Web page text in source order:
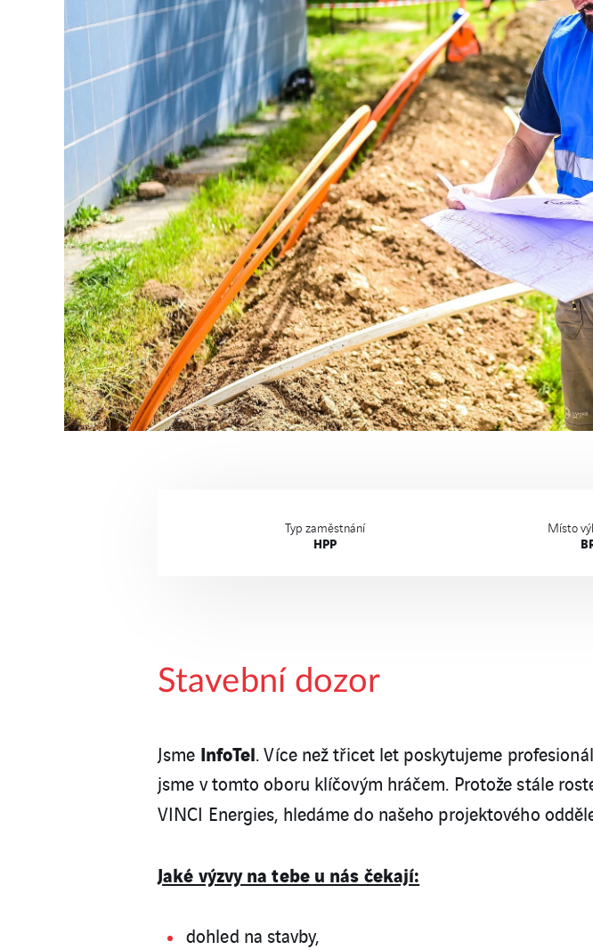
Typ zaměstnání
HPP
Místo
Stavební dozor
Jsme InfoTel. Více než třicet let poskytujeme
jsme v tomto oboru klíčovým hráčem. Protože stále
VINCI Energies, hledáme do našeho projektového
Jaké výzvy na tebe u nás čekají:
dohled na stavby,